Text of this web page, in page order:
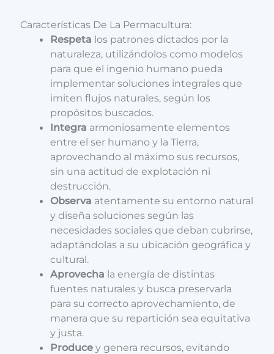
Características De La Permacultura:
Respeta los patrones dictados por la
naturaleza, utilizándolos como modelos
para que el ingenio humano pueda
implementar soluciones integrales que
imiten flujos naturales, según los
propósitos buscados.
Integra armoniosamente elementos
entre el ser humano y la Tierra,
aprovechando al máximo sus recursos,
sin una actitud de explotación ni
destrucción.
Observa atentamente su entorno natural
y diseña soluciones según las
necesidades sociales que deban cubrirse,
adaptándolas a su ubicación geográfica y
cultural.
Aprovecha la energía de distintas
fuentes naturales y busca preservarla
para su correcto aprovechamiento, de
manera que su repartición sea equitativa
y justa.
Produce y genera recursos, evitando